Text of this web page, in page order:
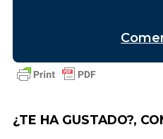
¿TE HA GUSTADO?,